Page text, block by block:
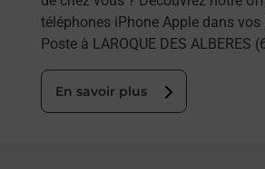
téléphones iPhone Apple dans vos
Poste à LAROQUE DES ALBERES
En savoir plus